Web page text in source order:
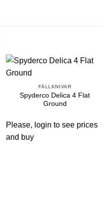
FÄLLKNIVAR
Spyderco Delica 4 Flat
Ground
Please, login to see prices
and buy